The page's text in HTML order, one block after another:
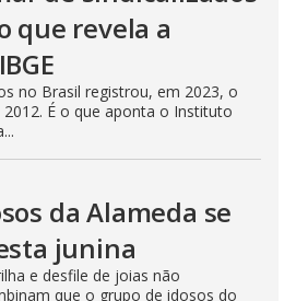
que revela a
no Brasil registrou, em 2023, o
É o que aponta o Instituto
da Alameda se
junina
e desfile de joias não
que o grupo de idosos do